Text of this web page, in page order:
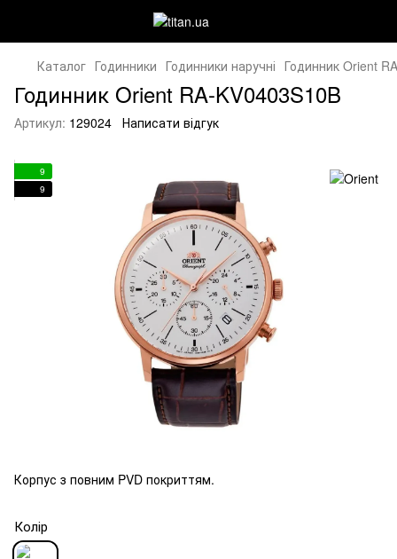
Каталог Годинники Годинники наручні Годинник Orient
Годинник Orient RA-KV0403S10B
Артикул: 129024 Написати відгук
9
9
Корпус з повним PVD покриттям.
Колір